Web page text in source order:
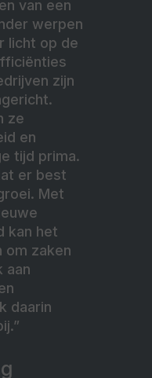
van een
werpen
licht op de
zijn
ze
en
tijd prima.
er best
Met
kan het
om zaken
aan
daarin